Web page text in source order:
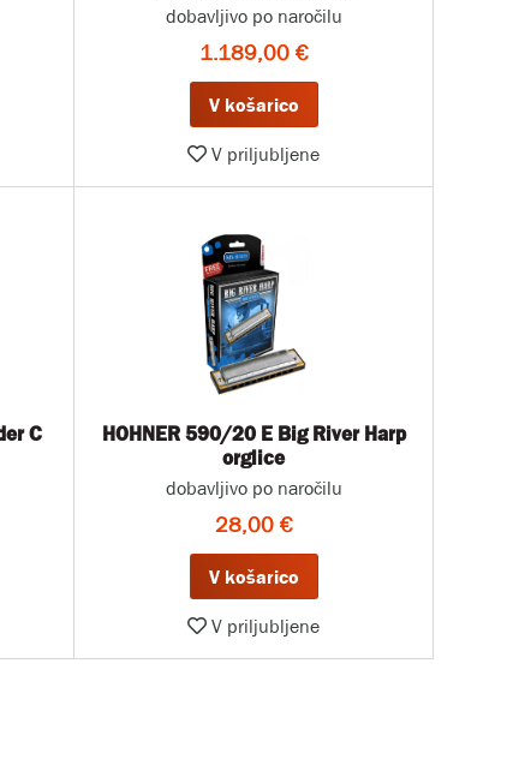
dobavljivo po naročilu
1.189,00 €
V košarico
V priljubljene
C
HOHNER 590/20 E Big River Harp
orglice
dobavljivo po naročilu
28,00 €
V košarico
V priljubljene